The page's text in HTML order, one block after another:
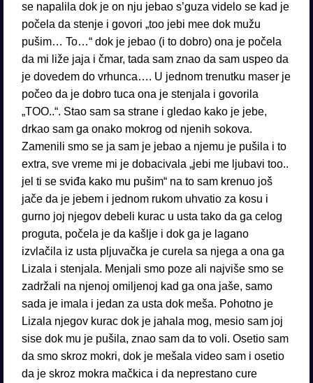
se napalila dok je on nju jebao s’guza videlo se kad je
počela da stenje i govori „too jebi mee dok mužu
pušim… To…“ dok je jebao (i to dobro) ona je počela
da mi liže jaja i čmar, tada sam znao da sam uspeo da
je dovedem do vrhunca…. U jednom trenutku maser je
počeo da je dobro tuca ona je stenjala i govorila
„TOO..“. Stao sam sa strane i gledao kako je jebe,
drkao sam ga onako mokrog od njenih sokova.
Zamenili smo se ja sam je jebao a njemu je pušila i to
extra, sve vreme mi je dobacivala „jebi me ljubavi too..
jel ti se sviđa kako mu pušim“ na to sam krenuo još
jače da je jebem i jednom rukom uhvatio za kosu i
gurno joj njegov debeli kurac u usta tako da ga celog
proguta, počela je da kašlje i dok ga je lagano
izvlačila iz usta pljuvačka je curela sa njega a ona ga
Lizala i stenjala. Menjali smo poze ali najviše smo se
zadržali na njenoj omiljenoj kad ga ona jaše, samo
sada je imala i jedan za usta dok meša. Pohotno je
Lizala njegov kurac dok je jahala mog, mesio sam joj
sise dok mu je pušila, znao sam da to voli. Osetio sam
da smo skroz mokri, dok je mešala video sam i osetio
da je skroz mokra mačkica i da neprestano cure